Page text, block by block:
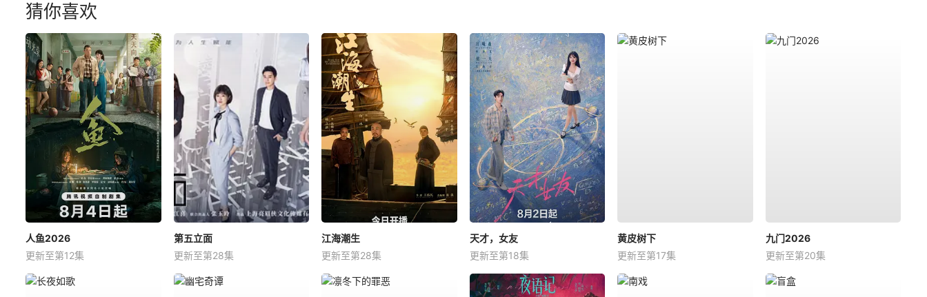
猜你喜欢
人鱼2026
更新至第12集
第五立面
更新至第28集
江海潮生
更新至第28集
天才，女友
更新至第18集
黄皮树下
更新至第17集
九门2026
更新至第20集